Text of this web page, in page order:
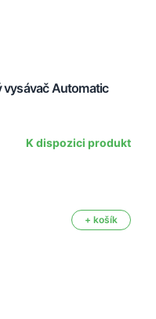
vysávač Automatic
K dispozici produkt
+ košík